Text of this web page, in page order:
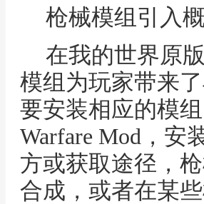
枪械模组引入
在我的世界原
模组为玩家带来
要安装相应的模
Warfare Mod，安
方或获取途径，
合成，或者在某